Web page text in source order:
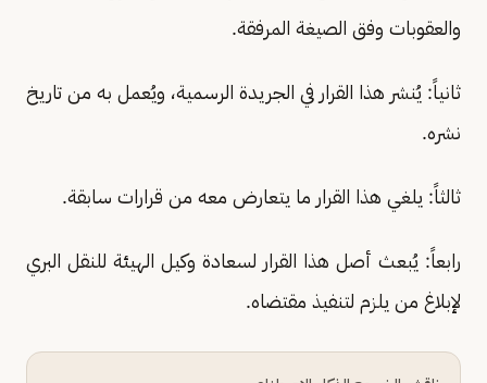
والعقوبات وفق الصيغة المرفقة.
ثانياً: يُنشر هذا القرار في الجريدة الرسمية، ويُعمل به من تاريخ
نشره.
ثالثاً: يلغي هذا القرار ما يتعارض معه من قرارات سابقة.
رابعاً: يُبعث أصل هذا القرار لسعادة وكيل الهيئة للنقل البري
لإبلاغ من يلزم لتنفيذ مقتضاه.